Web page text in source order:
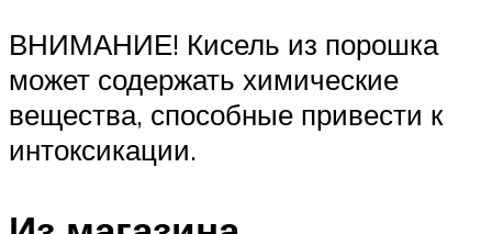
ВНИМАНИЕ! Кисель из порошка
может содержать химические
вещества, способные привести к
интоксикации.